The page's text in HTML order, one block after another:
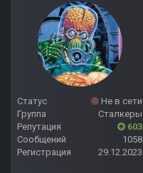
Статус
Не в сети
Группа
Сталкеры
Репутация
603
Сообщений
1058
Регистрация
29.12.2023